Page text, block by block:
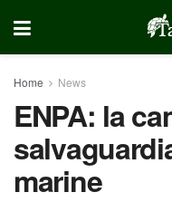
Home News
ENPA: la
marine